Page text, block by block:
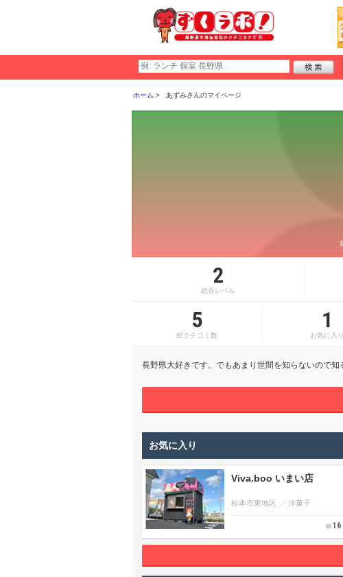
ホーム あずみさんのマイページ
2
総合レベル
5
総クチコミ数
1
お気に入り
長野県大好きです。でもあまり世間を知らないので
お気に入り
Viva.boo いまい店
松本市東地区 洋菓子
16